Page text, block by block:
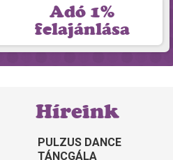
Adó 1%
felajánlása
Híreink
PULZUS DANCE
TÁNCGÁLA